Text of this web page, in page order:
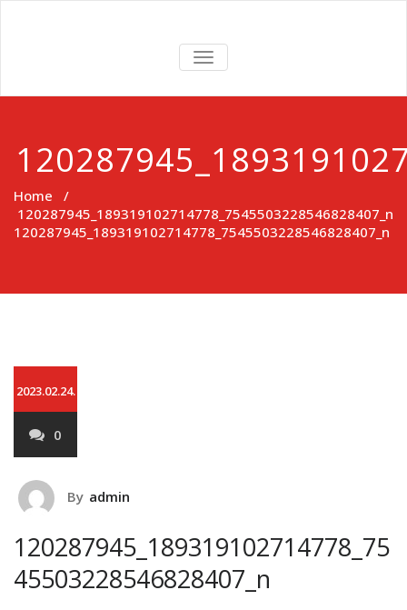
TOGGLE
NAVIGATION
Home /
120287945_189319102714778_7545503228546828407_n
120287945_189319102714778_7545503228546828407_n
2023.02.24.
0
By admin
120287945_189319102714778_75
45503228546828407_n